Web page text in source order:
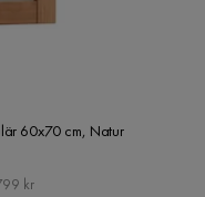
60x70 cm, Natur
kr